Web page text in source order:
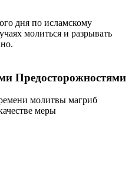
дня по исламскому
молиться и разрывать
Предосторожностями
молитвы магриб
меры